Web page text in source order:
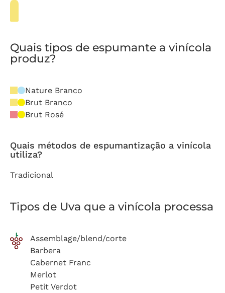
Quais tipos de espumante a vinícola
produz?
Nature Branco
Brut Branco
Brut Rosé
Quais métodos de espumantização a vinícola
utiliza?
Tradicional
Tipos de Uva que a vinícola processa
Assemblage/blend/corte
Barbera
Cabernet Franc
Merlot
Petit Verdot